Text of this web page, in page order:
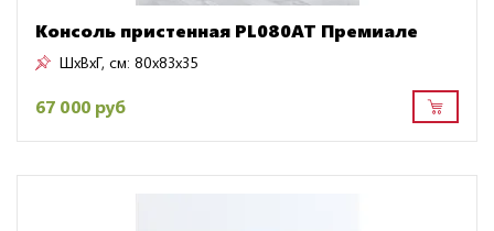
Консоль пристенная PL080AT Премиале
ШxВxГ, см: 80x83x35
67 000 руб